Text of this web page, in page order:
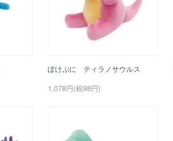
ぽけぷに ティラノサウルス
1,078円(税98円)